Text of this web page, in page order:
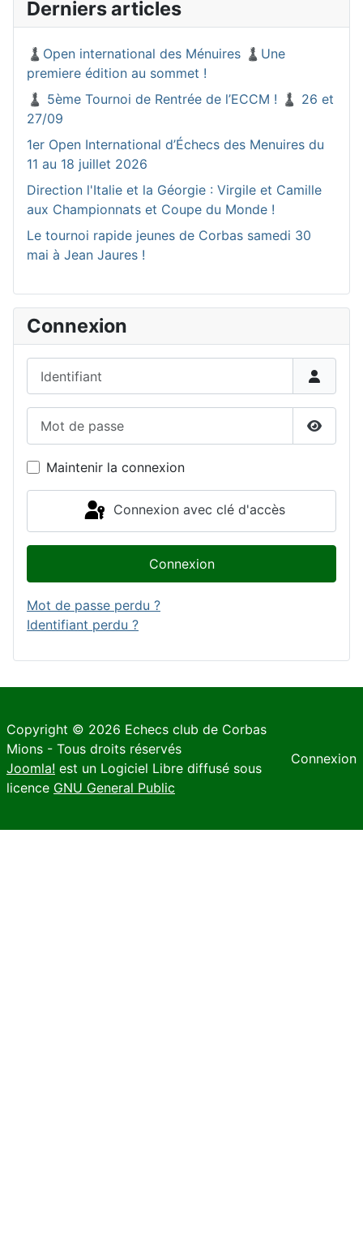
Derniers articles
♟️Open international des Ménuires ♟️Une
premiere édition au sommet !
♟️ 5ème Tournoi de Rentrée de l’ECCM ! ♟️ 26 et
27/09
1er Open International d’Échecs des Menuires du
11 au 18 juillet 2026
Direction l'Italie et la Géorgie : Virgile et Camille
aux Championnats et Coupe du Monde !
Le tournoi rapide jeunes de Corbas samedi 30
mai à Jean Jaures !
Connexion
Maintenir la connexion
Connexion avec clé d'accès
Connexion
Mot de passe perdu ?
Identifiant perdu ?
Copyright © 2026 Echecs club de Corbas
Mions - Tous droits réservés
Joomla! est un Logiciel Libre diffusé sous
licence GNU General Public
Connexion